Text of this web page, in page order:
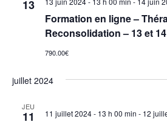
13
Formation en ligne –
Reconsolidation – 13 et
790.00€
juillet 2024
JEU
11 11 juillet 2024 - 13 h 00 min - 12